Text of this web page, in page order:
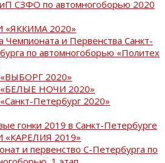
СЗФО по автомногоборью 2020
«ЯККИМА 2020»
Чемпионата и Первенства Санкт-
по автомногоборью «Политех
2020»
«БЕЛЫЕ НОЧИ 2020»
Петербург 2020»
гонки 2019 в Санкт-Петербурге
«КАРЕЛИЯ 2019»
и первенство С-Петербурга по